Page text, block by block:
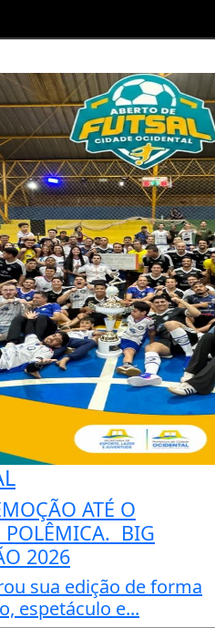
ATÉ O
POLÊMICA. BIG
2026
sua edição de forma
espetáculo e...